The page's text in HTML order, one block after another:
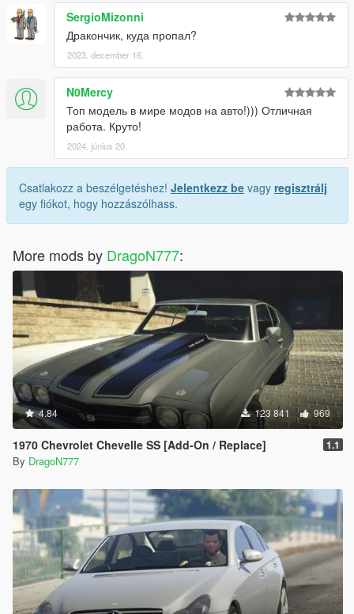
SergioMizonni
Дракончик, куда пропал?
2023. december 16.
N0Mercy
Топ модель в мире модов на авто!))) Отличная
работа. Круто!
2024. június 20.
Csatlakozz a beszélgetéshez! Jelentkezz be vagy regisztrálj
egy fiókot, hogy hozzászólhass.
More mods by DragoN777:
4.84 123 841 969
1970 Chevrolet Chevelle SS [Add-On / Replace] 1.1
By DragoN777